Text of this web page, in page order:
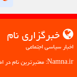
خبرگزاری نام
اخبار سیاسی اجتماعی
Namna.ir: معتبرترین نام در اطلاع رسانی اخبار سیاسی و اجتماعی، گامی مطمئن به سوی آگاهی